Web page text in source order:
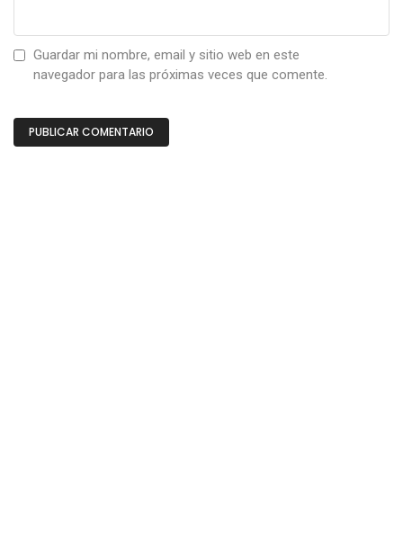
Guardar mi nombre, email y sitio web en este
navegador para las próximas veces que comente.